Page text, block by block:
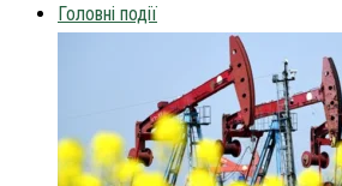
Головні події